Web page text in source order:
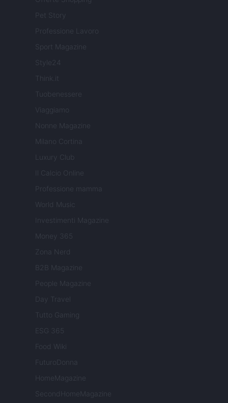
Pet Story
Professione Lavoro
Sport Magazine
Style24
Think.it
Tuobenessere
Viaggiamo
Nonne Magazine
Milano Cortina
Luxury Club
Il Calcio Online
Professione mamma
World Music
Investimenti Magazine
Money 365
Zona Nerd
B2B Magazine
People Magazine
Day Travel
Tutto Gaming
ESG 365
Food Wiki
FuturoDonna
HomeMagazine
SecondHomeMagazine